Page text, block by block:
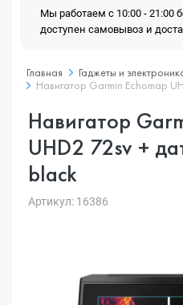
Мы работаем с 10:00 - 21:00
доступен самовывоз и
Главная Гаджеты и
Навигатор Garmin Echomap
Навигатор
UHD2 72sv +
black
Артикул: 16386